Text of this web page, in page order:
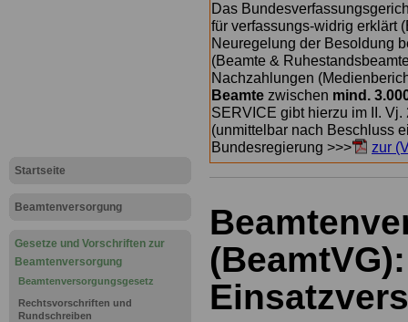
Startseite
Beamtenversorgung
Gesetze und Vorschriften zur
Beamtenversorgung
Beamtenversorgungsgesetz
Rechtsvorschriften und
Rundschreiben
Das
für verfassungs-widrig erklärt
Neuregelung der Besoldung
(Beamte &
Nachzahlungen
Beamte zwischen mind.
SERVICE gibt hierzu im II.
(unmittelbar nach Beschluss
Bundesregierung >>>
zur